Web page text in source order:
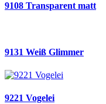
9108 Transparent matt
9131 Weiß Glimmer
9221 Vogelei